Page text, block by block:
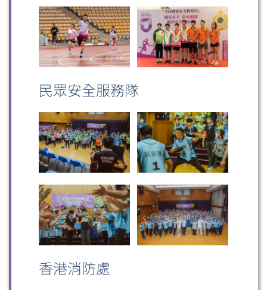
民眾安全服務隊
香港消防處
微信 微博 小紅書